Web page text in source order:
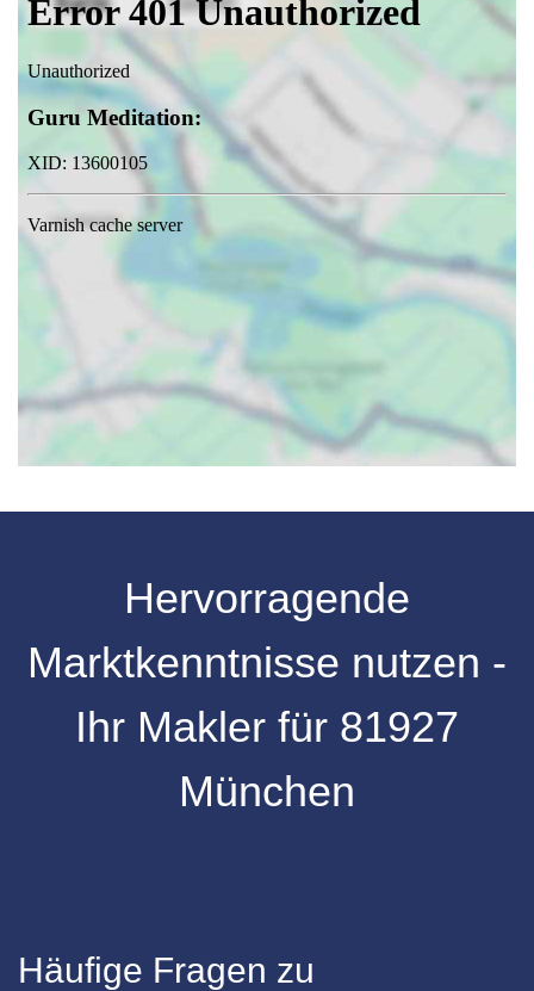
Hervorragende
Marktkenntnisse nutzen -
Ihr Makler für 81927
München
Häufige Fragen zu